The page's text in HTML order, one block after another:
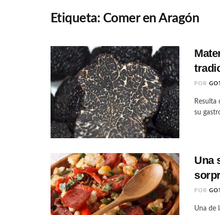
Etiqueta: Comer en Aragón
POR
Resulta
su
Una
POR
Una de